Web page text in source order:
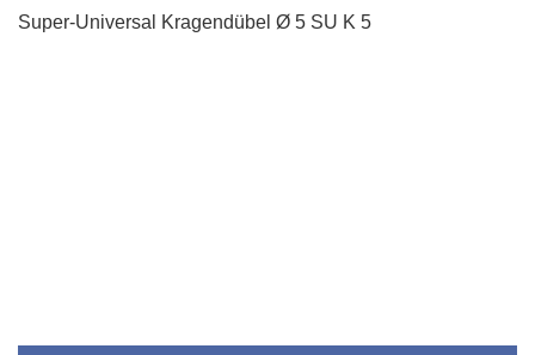
Super-Universal Kragendübel Ø 5 SU K 5